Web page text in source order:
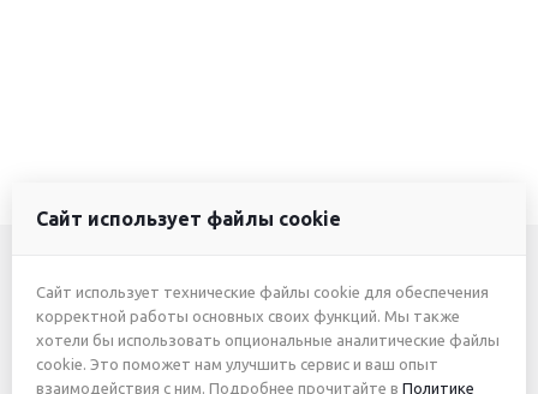
+7 (3412) 46-7777
+7 (912) 746-00-77
Сайт использует файлы cookie
Сайт использует технические файлы cookie для обеспечения
корректной работы основных своих функций. Мы также
хотели бы использовать опциональные аналитические файлы
cookie. Это поможет нам улучшить сервис и ваш опыт
взаимодействия с ним. Подробнее прочитайте в Политике